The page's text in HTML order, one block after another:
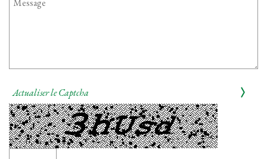
Actualiser le Captcha